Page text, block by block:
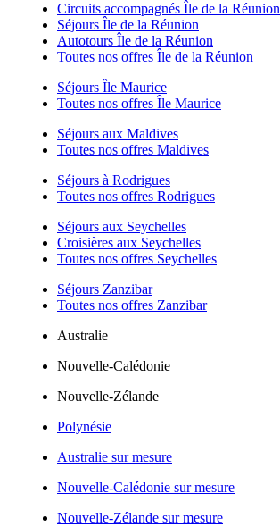
Circuits accompagnés Île de la Réunion
Séjours Île de la Réunion
Autotours Île de la Réunion
Toutes nos offres Île de la Réunion
Séjours Île Maurice
Toutes nos offres Île Maurice
Séjours aux Maldives
Toutes nos offres Maldives
Séjours à Rodrigues
Toutes nos offres Rodrigues
Séjours aux Seychelles
Croisières aux Seychelles
Toutes nos offres Seychelles
Séjours Zanzibar
Toutes nos offres Zanzibar
Australie
Nouvelle-Calédonie
Nouvelle-Zélande
Polynésie
Australie sur mesure
Nouvelle-Calédonie sur mesure
Nouvelle-Zélande sur mesure